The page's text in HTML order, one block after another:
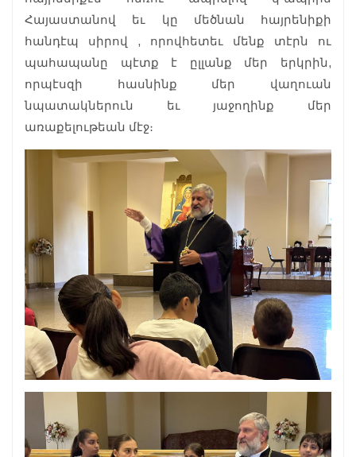
Հայաստանով եւ կը մեծնան հայրենիքի
հանդէպ սիրով , որովհետեւ մենք տէրն ու
պահապանը պէտք է ըլլանք մեր երկրին,
որպէսզի հասնինք մեր վաղուան
նպատակներուն եւ յաջողինք մեր
առաքելութեան մէջ։